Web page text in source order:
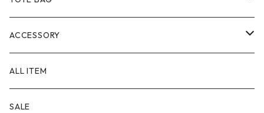
Size
SS
S
Material
８号帆布
Color
ACCESSORY
POUCH
PEN CASE
ALL ITEM
SALE